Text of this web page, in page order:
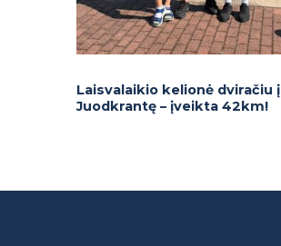
Laisvalaikio kelionė dviračiu į
Juodkrantę – įveikta 42km!